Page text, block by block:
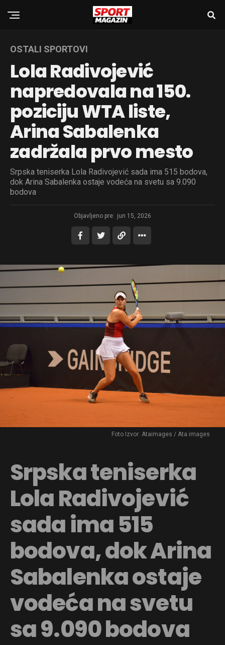
OSTALI SPORTOVI
Lola Radivojević
napredovala na 150.
poziciju WTA liste,
Arina Sabalenka
zadržala prvo mesto
Srpska teniserka Lola Radivojević sada ima 515 bodova,
dok Arina Sabalenka ostaje vodeća na svetu sa 9.090
bodova
Objavljeno pre: jun 15, 2026
Foto Izvor: Ataimages / Ata images
Srpska teniserka
Lola Radivojević
sada ima 515
bodova, dok Arina
Sabalenka ostaje
vodeća na svetu
sa 9.090 bodova